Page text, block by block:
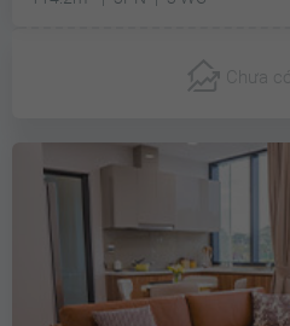
Chưa có